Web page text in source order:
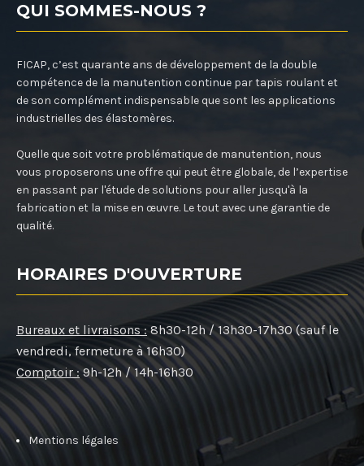
QUI SOMMES-NOUS ?
FICAP, c’est quarante ans de développement de la double
compétence de la manutention continue par tapis roulant et
de son complément indispensable que sont les applications
industrielles des élastomères.
Quelle que soit votre problématique de manutention, nous
vous proposerons une offre qui peut être globale, de l’expertise
en passant par l'étude de solutions pour aller jusqu'à la
fabrication et la mise en œuvre. Le tout avec une garantie de
qualité.
HORAIRES D'OUVERTURE
Bureaux et livraisons : 8h30-12h / 13h30-17h30 (sauf le
vendredi, fermeture à 16h30)
Comptoir : 9h-12h / 14h-16h30
Mentions légales